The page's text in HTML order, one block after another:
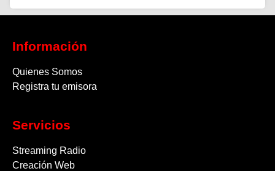
Información
Quienes Somos
Registra tu emisora
Servicios
Streaming Radio
Creación Web